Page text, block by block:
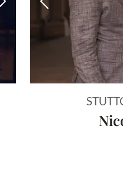
Nächstes BildVorheriges Bild